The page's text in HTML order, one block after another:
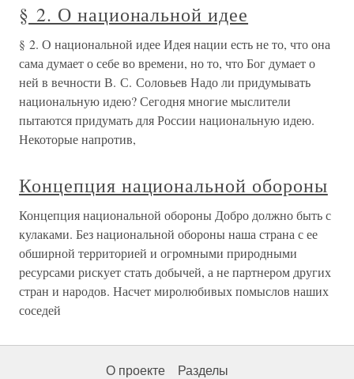
§ 2. О национальной идее
§ 2. О национальной идее Идея нации есть не то, что она
сама думает о себе во времени, но то, что Бог думает о
ней в вечности В. С. Соловьев Надо ли придумывать
национальную идею? Сегодня многие мыслители
пытаются придумать для России национальную идею.
Некоторые напротив,
Концепция национальной обороны
Концепция национальной обороны Добро должно быть с
кулаками. Без национальной обороны наша страна с ее
обширной территорией и огромными природными
ресурсами рискует стать добычей, а не партнером других
стран и народов. Насчет миролюбивых помыслов наших
соседей
О проекте Разделы